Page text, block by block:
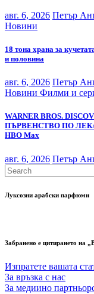
авг. 6, 2026 Петър
Новини
18 тона храна за
и половина
авг. 6, 2026 Петър
Новини Филми и
WARNER BROS.
ПЪРВЕНСТВО ПО
НВО Мах
авг. 6, 2026 Петър
Луксозни арабски парфюми
Забранено е цитирането на
Изпратете вашата
За връзка с нас
За медиино